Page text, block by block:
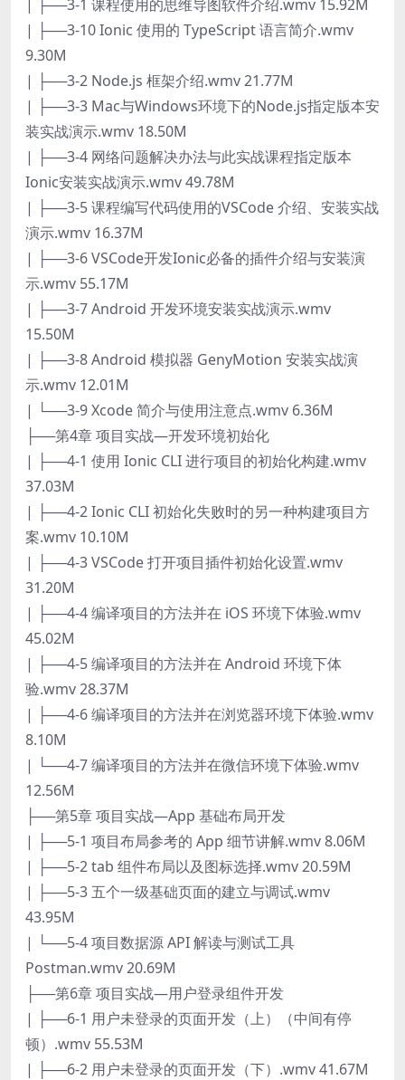
| ├──3-1 课程使用的思维导图软件介绍.wmv 15.92M
| ├──3-10 Ionic 使用的 TypeScript 语言简介.wmv
9.30M
| ├──3-2 Node.js 框架介绍.wmv 21.77M
| ├──3-3 Mac与Windows环境下的Node.js指定版本安
装实战演示.wmv 18.50M
| ├──3-4 网络问题解决办法与此实战课程指定版本
Ionic安装实战演示.wmv 49.78M
| ├──3-5 课程编写代码使用的VSCode 介绍、安装实战
演示.wmv 16.37M
| ├──3-6 VSCode开发Ionic必备的插件介绍与安装演
示.wmv 55.17M
| ├──3-7 Android 开发环境安装实战演示.wmv
15.50M
| ├──3-8 Android 模拟器 GenyMotion 安装实战演
示.wmv 12.01M
| └──3-9 Xcode 简介与使用注意点.wmv 6.36M
├──第4章 项目实战—开发环境初始化
| ├──4-1 使用 Ionic CLI 进行项目的初始化构建.wmv
37.03M
| ├──4-2 Ionic CLI 初始化失败时的另一种构建项目方
案.wmv 10.10M
| ├──4-3 VSCode 打开项目插件初始化设置.wmv
31.20M
| ├──4-4 编译项目的方法并在 iOS 环境下体验.wmv
45.02M
| ├──4-5 编译项目的方法并在 Android 环境下体
验.wmv 28.37M
| ├──4-6 编译项目的方法并在浏览器环境下体验.wmv
8.10M
| └──4-7 编译项目的方法并在微信环境下体验.wmv
12.56M
├──第5章 项目实战—App 基础布局开发
| ├──5-1 项目布局参考的 App 细节讲解.wmv 8.06M
| ├──5-2 tab 组件布局以及图标选择.wmv 20.59M
| ├──5-3 五个一级基础页面的建立与调试.wmv
43.95M
| └──5-4 项目数据源 API 解读与测试工具
Postman.wmv 20.69M
├──第6章 项目实战—用户登录组件开发
| ├──6-1 用户未登录的页面开发（上）（中间有停
顿）.wmv 55.53M
| ├──6-2 用户未登录的页面开发（下）.wmv 41.67M